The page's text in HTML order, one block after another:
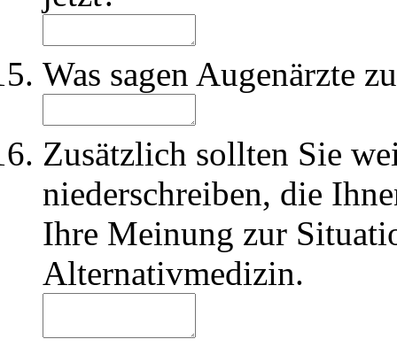
Was sagen Augenärzte
Zusätzlich sollten Sie
niederschreiben, die
Ihre Meinung zur
Alternativmedizin.